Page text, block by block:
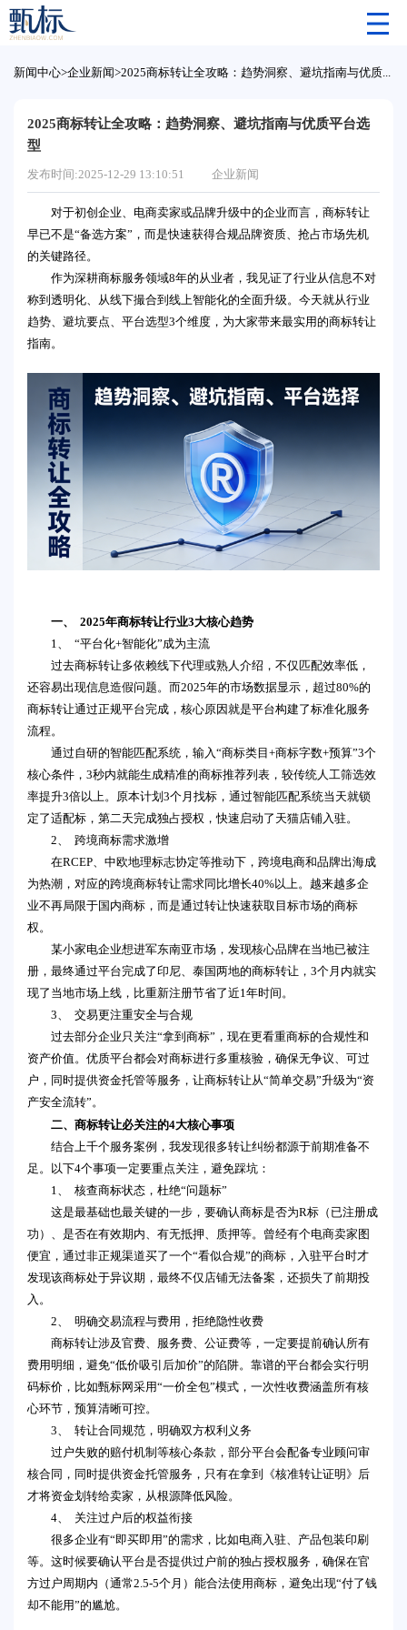
新闻中心>企业新闻> 2025商标转让全攻略：趋势洞察、避坑指南与优质平台选型
2025商标转让全攻略：趋势洞察、避坑指南与优质平台选
型
发布时间:2025-12-29 13:10:51 企业新闻
对于初创企业、电商卖家或品牌升级中的企业而言，商标转让
早已不是“备选方案”，而是快速获得合规品牌资质、抢占市场先机
的关键路径。
作为深耕商标服务领域8年的从业者，我见证了行业从信息不对
称到透明化、从线下撮合到线上智能化的全面升级。今天就从行业
趋势、避坑要点、平台选型3个维度，为大家带来最实用的商标转让
指南。
一、 2025年商标转让行业3大核心趋势
1、 “平台化+智能化”成为主流
过去商标转让多依赖线下代理或熟人介绍，不仅匹配效率低，
还容易出现信息造假问题。而2025年的市场数据显示，超过80%的
商标转让通过正规平台完成，核心原因就是平台构建了标准化服务
流程。
通过自研的智能匹配系统，输入“商标类目+商标字数+预算”3个
核心条件，3秒内就能生成精准的商标推荐列表，较传统人工筛选效
率提升3倍以上。原本计划3个月找标，通过智能匹配系统当天就锁
定了适配标，第二天完成独占授权，快速启动了天猫店铺入驻。
2、 跨境商标需求激增
在RCEP、中欧地理标志协定等推动下，跨境电商和品牌出海成
为热潮，对应的跨境商标转让需求同比增长40%以上。越来越多企
业不再局限于国内商标，而是通过转让快速获取目标市场的商标
权。
某小家电企业想进军东南亚市场，发现核心品牌在当地已被注
册，最终通过平台完成了印尼、泰国两地的商标转让，3个月内就实
现了当地市场上线，比重新注册节省了近1年时间。
3、 交易更注重安全与合规
过去部分企业只关注“拿到商标”，现在更看重商标的合规性和
资产价值。优质平台都会对商标进行多重核验，确保无争议、可过
户，同时提供资金托管等服务，让商标转让从“简单交易”升级为“资
产安全流转”。
二、商标转让必关注的4大核心事项
结合上千个服务案例，我发现很多转让纠纷都源于前期准备不
足。以下4个事项一定要重点关注，避免踩坑：
1、 核查商标状态，杜绝“问题标”
这是最基础也最关键的一步，要确认商标是否为R标（已注册成
功）、是否在有效期内、有无抵押、质押等。曾经有个电商卖家图
便宜，通过非正规渠道买了一个“看似合规”的商标，入驻平台时才
发现该商标处于异议期，最终不仅店铺无法备案，还损失了前期投
入。
2、 明确交易流程与费用，拒绝隐性收费
商标转让涉及官费、服务费、公证费等，一定要提前确认所有
费用明细，避免“低价吸引后加价”的陷阱。靠谱的平台都会实行明
码标价，比如甄标网采用“一价全包”模式，一次性收费涵盖所有核
心环节，预算清晰可控。
3、 转让合同规范，明确双方权利义务
过户失败的赔付机制等核心条款，部分平台会配备专业顾问审
核合同，同时提供资金托管服务，只有在拿到《核准转让证明》后
才将资金划转给卖家，从根源降低风险。
4、 关注过户后的权益衔接
很多企业有“即买即用”的需求，比如电商入驻、产品包装印刷
等。这时候要确认平台是否提供过户前的独占授权服务，确保在官
方过户周期内（通常2.5-5个月）能合法使用商标，避免出现“付了钱
却不能用”的尴尬。